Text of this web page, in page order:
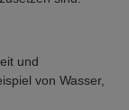
und
von Wasser,